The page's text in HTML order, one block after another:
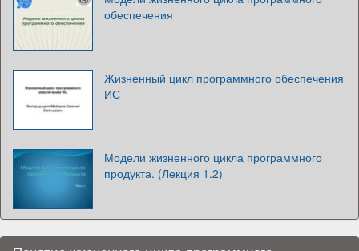
обеспечения
Жизненный цикл программного обеспечения
ИС
Модели жизненного цикла программного
продукта. (Лекция 1.2)